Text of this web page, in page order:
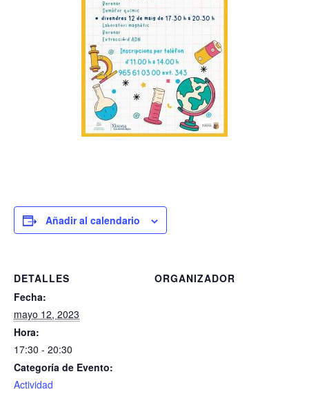
Añadir al calendario
DETALLES
Fecha:
mayo 12, 2023
Hora:
17:30 - 20:30
Categoría de Evento:
Actividad
ORGANIZADOR